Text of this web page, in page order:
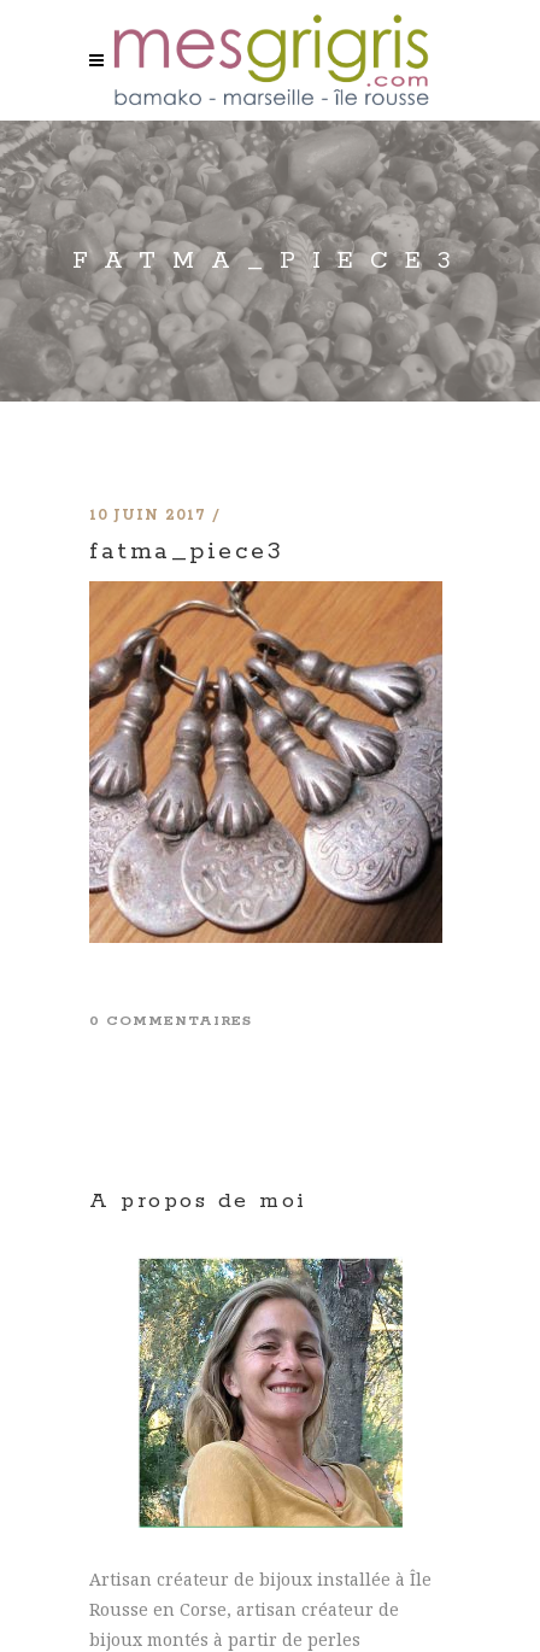
FATMA_PIECE3
10 JUIN 2017
fatma_piece3
0 COMMENTAIRES
A propos de moi
Artisan créateur de bijoux installée à Île
Rousse en Corse, artisan créateur de
bijoux montés à partir de perles